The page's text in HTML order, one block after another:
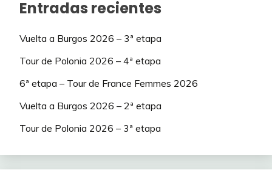
Entradas recientes
Vuelta a Burgos 2026 – 3ª etapa
Tour de Polonia 2026 – 4ª etapa
6ª etapa – Tour de France Femmes 2026
Vuelta a Burgos 2026 – 2ª etapa
Tour de Polonia 2026 – 3ª etapa